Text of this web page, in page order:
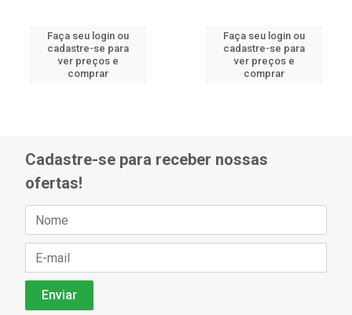
Faça seu login ou
cadastre-se para
ver preços e
comprar
Faça seu login ou
cadastre-se para
ver preços e
comprar
Cadastre-se para receber nossas
ofertas!